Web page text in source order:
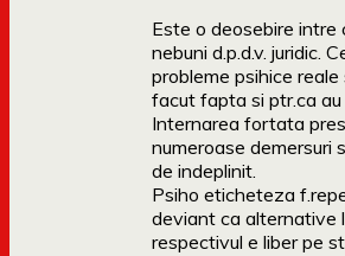
Este o deosebire intre
nebuni d.p.d.v. juridic.
probleme psihice
facut fapta si ptr.ca au
Internarea fortata
numeroase demersuri
de indeplinit.
Psiho eticheteza
deviant ca alternative
respectivul e liber pe